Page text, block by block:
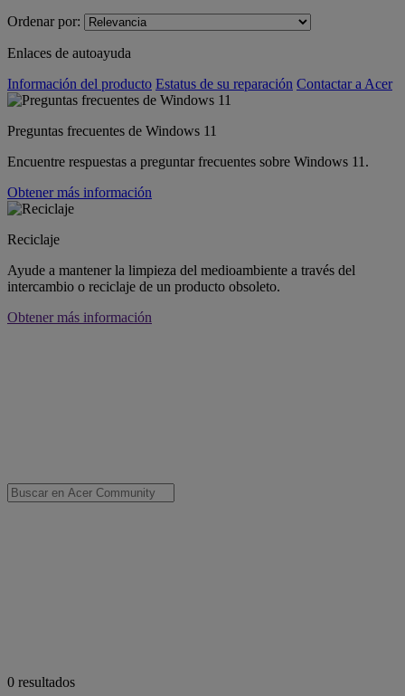
Ordenar por:
Enlaces de autoayuda
Información del producto Estatus de su reparación Contactar a Acer
Preguntas frecuentes de Windows 11
Encuentre respuestas a preguntar frecuentes sobre Windows 11.
Obtener más información
Reciclaje
Ayude a mantener la limpieza del medioambiente a través del
intercambio o reciclaje de un producto obsoleto.
Obtener más información
0 resultados